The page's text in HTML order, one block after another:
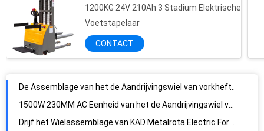
1200KG 24V 210Ah 3 Stadium Elektrische
Voetstapelaar
CONTACT
De Assemblage van het de Aandrijvingswiel van vorkheftrucktoebehoren 0.65kw 2250rpm Metalrota
1500W 230MM AC Eenheid van het de Aandrijvingswiel van de Motor de Verticale Vorkheftruck
Drijf het Wielassemblage van KAD Metalrota Electric Forklift